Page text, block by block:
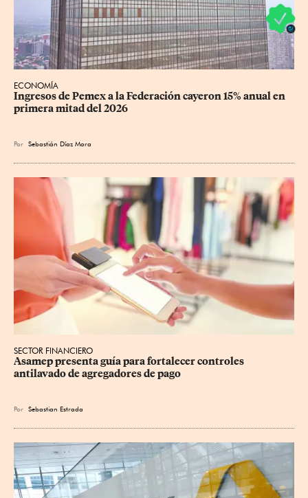
ECONOMÍA
Ingresos de Pemex a la Federación cayeron 15% anual en
primera mitad del 2026
Por Sebastián Díaz Mora
SECTOR FINANCIERO
Asamep presenta guía para fortalecer controles
antilavado de agregadores de pago
Por Sebastian Estrada